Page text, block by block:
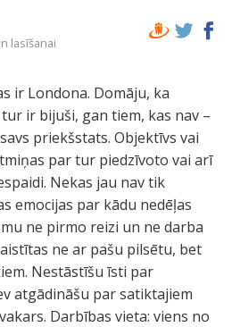
lasīšanai
ir Londona. Domāju, ka
ir bijuši, gan tiem, kas nav –
priekšstats. Objektīvs vai
par tur piedzīvoto vai arī
Nekas jau nav tik
emocijas par kādu nedēļas
ne pirmo reizi un ne darba
ne ar pašu pilsētu, bet
Nestāstīšu īsti par
atgādināšu par satiktajiem
Darbības vieta: viens no